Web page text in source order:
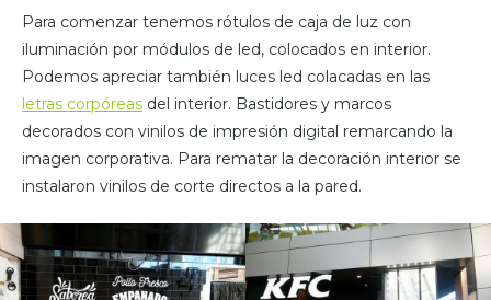
Para comenzar tenemos rótulos de caja de luz con
iluminación por módulos de led, colocados en interior.
Podemos apreciar también luces led colacadas en las
letras corpóreas del interior. Bastidores y marcos
decorados con vinilos de impresión digital remarcando la
imagen corporativa. Para rematar la decoración interior se
instalaron vinilos de corte directos a la pared.